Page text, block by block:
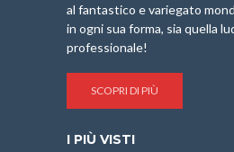
al fantastico e variegato
in ogni sua forma, sia quella
professionale!
SCOPRI DI PIÙ
I PIÙ VISTI